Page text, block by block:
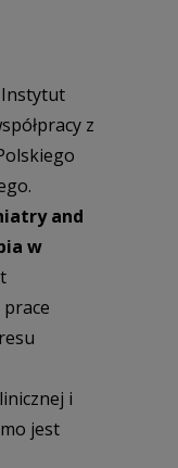
Instytut
z
and
w
i
jest